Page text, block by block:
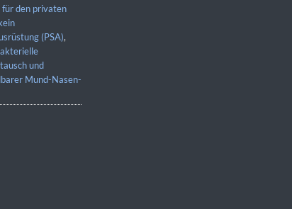
für den privaten
(PSA),
und
Mund-Nasen-